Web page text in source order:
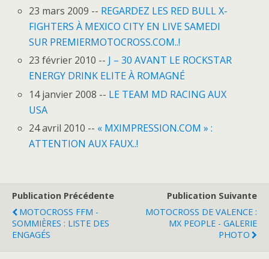
23 mars 2009 -- REGARDEZ LES RED BULL X-
FIGHTERS À MEXICO CITY EN LIVE SAMEDI
SUR PREMIERMOTOCROSS.COM..!
23 février 2010 -- J – 30 AVANT LE ROCKSTAR
ENERGY DRINK ELITE À ROMAGNÉ
14 janvier 2008 -- LE TEAM MD RACING AUX
USA
24 avril 2010 -- « MXIMPRESSION.COM » :
ATTENTION AUX FAUX..!
Publication Précédente
MOTOCROSS FFM -
SOMMIÈRES : LISTE DES
ENGAGÉS
Publication Suivante
MOTOCROSS DE VALENCE :
MX PEOPLE - GALERIE
PHOTO